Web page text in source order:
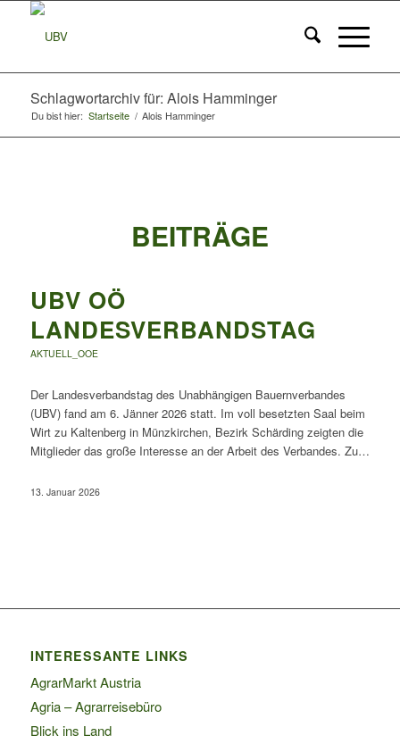
Schlagwortarchiv für: Alois Hamminger
Du bist hier: Startseite / Alois Hamminger
BEITRÄGE
UBV OÖ
LANDESVERBANDSTAG
AKTUELL_OOE
Der Landesverbandstag des Unabhängigen Bauernverbandes
(UBV) fand am 6. Jänner 2026 statt. Im voll besetzten Saal beim
Wirt zu Kaltenberg in Münzkirchen, Bezirk Schärding zeigten die
Mitglieder das große Interesse an der Arbeit des Verbandes. Zu…
13. Januar 2026
INTERESSANTE LINKS
AgrarMarkt Austria
Agria – Agrarreisebüro
Blick ins Land